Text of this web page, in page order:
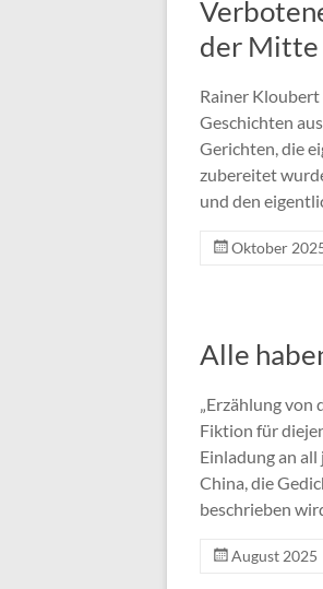
der Mitte
Rainer
Geschichten
Gerichten, die
zubereitet
und den
Oktober
Alle
„Erzählung von
Fiktion für
Einladung an all
China, die
beschrieben
August 2025